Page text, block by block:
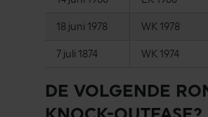
18 juni 1978 WK 1978
7 juli 1874 WK 1974
DE VOLGENDE